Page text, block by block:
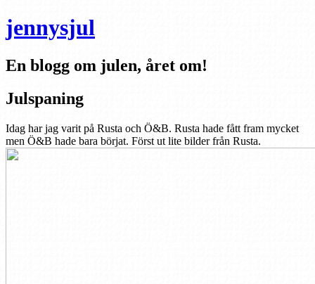
jennysjul
En blogg om julen, året om!
Julspaning
Idag har jag varit på Rusta och Ö&B. Rusta hade fått fram mycket
men Ö&B hade bara börjat. Först ut lite bilder från Rusta.